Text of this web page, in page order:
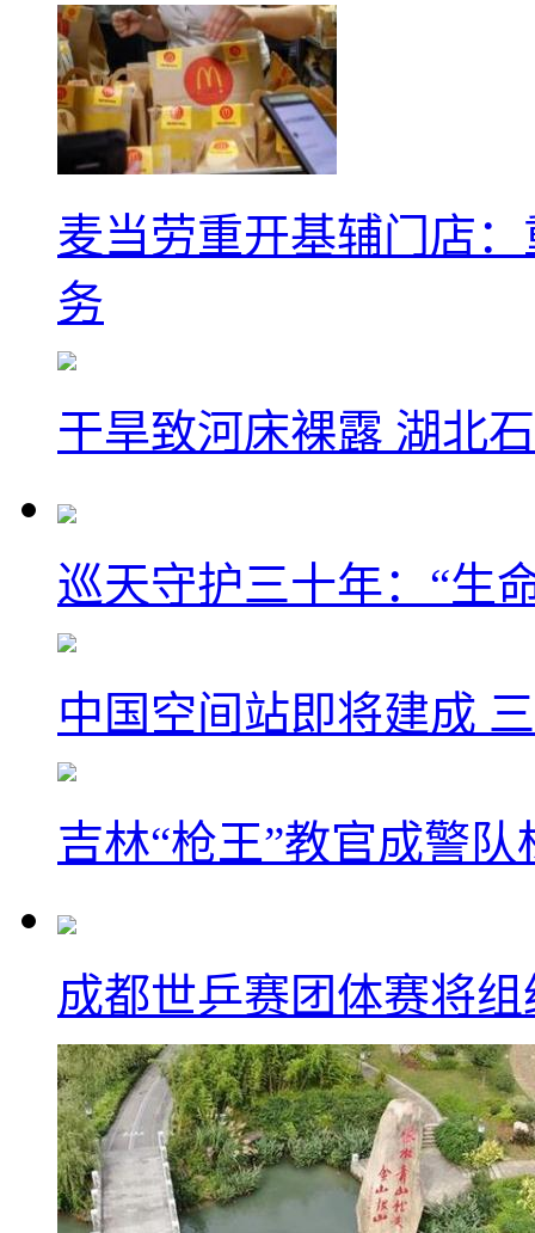
麦当劳重开基辅门店
务
干旱致河床裸露 湖北
巡天守护三十年：“生
中国空间站即将建成
吉林“枪王”教官成警
成都世乒赛团体赛将